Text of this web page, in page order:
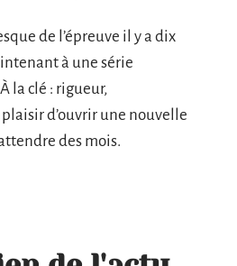
de l’épreuve il y a dix
à une série
la clé : rigueur,
d’ouvrir une nouvelle
des mois.